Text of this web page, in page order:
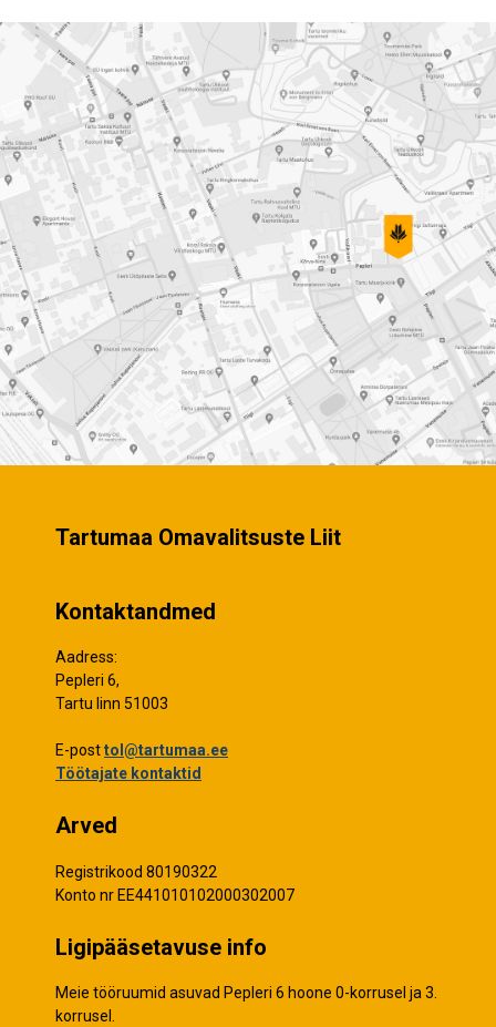
Tartumaa Omavalitsuste Liit
Kontaktandmed
Aadress:
Pepleri 6,
Tartu linn 51003
E-posttol@tartumaa.ee
Töötajate kontaktid
Arved
Registrikood 80190322
Konto nr EE441010102000302007
Ligipääsetavuse info
Meie tööruumid asuvad Pepleri 6 hoone 0-korrusel ja 3.
korrusel.